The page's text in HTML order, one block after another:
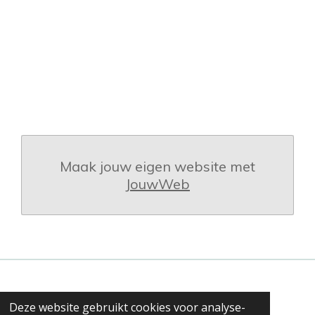
Deze website gebruikt cookies voor analyse-
Maak jouw eigen website met
JouwWeb